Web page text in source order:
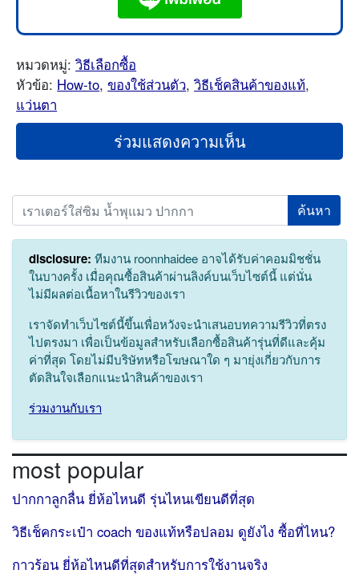
หมวดหมู่:วิธีเลือกซื้อ
หัวข้อ: How-to,ของใช้ส่วนตัว,วิธีเช็คสินค้าของแท้,
แว่นตา
ร่วมแสดงความเห็น
Search
disclosure: ทีมงาน roonnhaidee อาจได้รับค่าคอมมิชชั่น
ในบางครั้ง เมื่อคุณซื้อสินค้าผ่านลิงค์บนเว็บไซต์นี้ แต่นั่น
ไม่มีผลต่อเนื้อหาในรีวิวของเรา
เราจัดทำเว็บไซต์นี้ขึ้นเพื่อหวังจะนำเสนอบทความรีวิวที่ตรง
ไปตรงมา เพื่อเป็นข้อมูลสำหรับเลือกซื้อสินค้ารุ่นที่ดีและคุ้ม
ค่าที่สุด โดยไม่มีบริษัทหรือโฆษณาใด ๆ มายุ่งเกี่ยวกับการ
ตัดสินใจเลือกแนะนำสินค้าของเรา
ร่วมงานกับเรา
most popular
ปากกาลูกลื่น ยี่ห้อไหนดี รุ่นไหนเขียนดีที่สุด
วิธีเช็คกระเป๋า coach ของแท้หรือปลอม ดูยังไง ซื้อที่ไหน?
กาวร้อน ยี่ห้อไหนดีที่สุดสำหรับการใช้งานจริง